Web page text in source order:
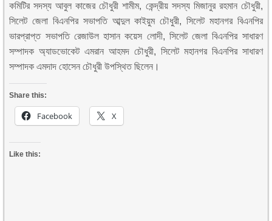
কমিটির সদস্য আবুল কাজের চৌধুরী শামীম, কেন্দ্রীয় সদস্য মিজানুর রহমান চৌধুরী,
সিলেট জেলা বিএনপির সভাপতি আব্দুল কাইয়ুম চৌধুরী, সিলেট মহানগর বিএনপির
ভারপ্রাপ্ত সভাপতি রেজাউল হাসান কয়েস লোদী, সিলেট জেলা বিএনপির সাধারণ
সম্পাদক অ্যাডভোকেট এমরান আহমদ চৌধুরী, সিলেট মহানগর বিএনপির সাধারণ
সম্পাদক এমদাদ হোসেন চৌধুরী উপস্থিত ছিলেন।
Share this:
Facebook X
Like this: